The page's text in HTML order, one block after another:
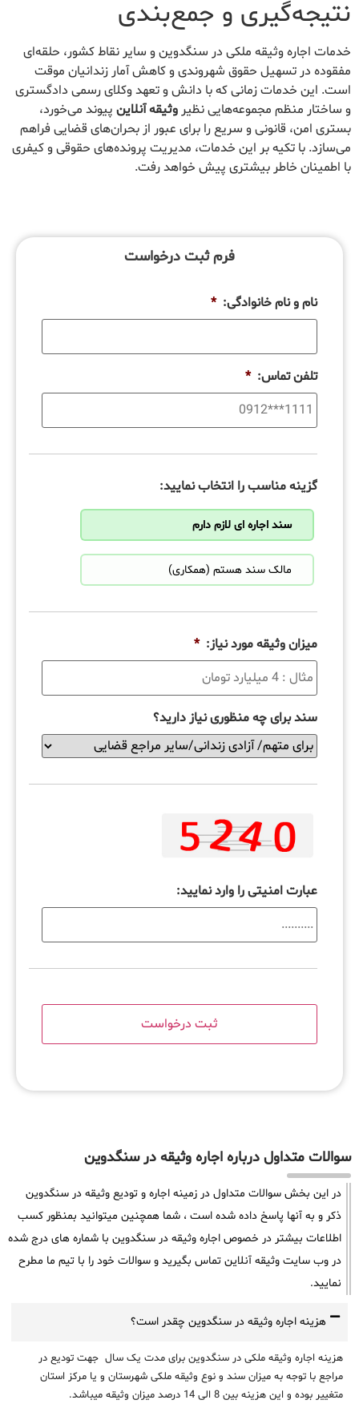
نتیجه‌گیری و جمع‌بندی
خدمات اجاره وثیقه ملکی در سنگدوین و سایر نقاط کشور، حلقه‌ای
مفقوده در تسهیل حقوق شهروندی و کاهش آمار زندانیان موقت
است. این خدمات زمانی که با دانش و تعهد وکلای رسمی دادگستری
و ساختار منظم مجموعه‌هایی نظیروثیقه آنلاین پیوند می‌خورد،
بستری امن، قانونی و سریع را برای عبور از بحران‌های قضایی فراهم
می‌سازد. با تکیه بر این خدمات، مدیریت پرونده‌های حقوقی و کیفری
با اطمینان خاطر بیشتری پیش خواهد رفت.
فرم ثبت درخواست
نام و نام خانوادگی: *
تلفن تماس: *
گزینه مناسب را انتخاب نمایید:
سند اجاره ای لازم دارم
مالک سند هستم (همکاری)
میزان وثیقه مورد نیاز: *
سند برای چه منظوری نیاز دارید؟
عبارت امنیتی را وارد نمایید:
سوالات متداول درباره اجاره وثیقه در سنگدوین
در این بخش سوالات متداول در زمینه اجاره و تودیع وثیقه در سنگدوین
ذکر و به آنها پاسخ داده شده است ، شما همچنین میتوانید بمنظور کسب
اطلاعات بیشتر در خصوص اجاره وثیقه در سنگدوین با شماره های درج شده
در وب سایت وثیقه آنلاین تماس بگیرید و سوالات خود را با تیم ما مطرح
نمایید.
هزینه اجاره وثیقه در سنگدوین چقدر است؟
هزینه اجاره وثیقه ملکی در سنگدوین برای مدت یک سال جهت تودیع در
مراجع با توجه به میزان سند و نوع وثیقه ملکی شهرستان و یا مرکز استان
متغییر بوده و این هزینه بین 8 الی 14 درصد میزان وثیقه میباشد.